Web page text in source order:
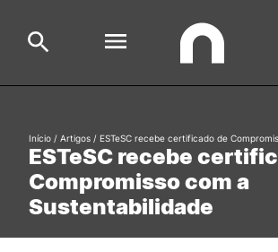
Cursos
Search
Formative Offer
ESTeSC recebe
Compromisso com a
Sustentabilidade
Início / Artigos / ESTeSC recebe certificado de